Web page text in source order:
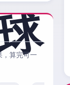
算完可一